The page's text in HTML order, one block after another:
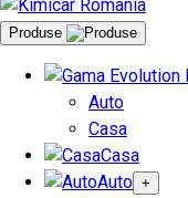
Produse
Auto
Casa
Casa
Auto +